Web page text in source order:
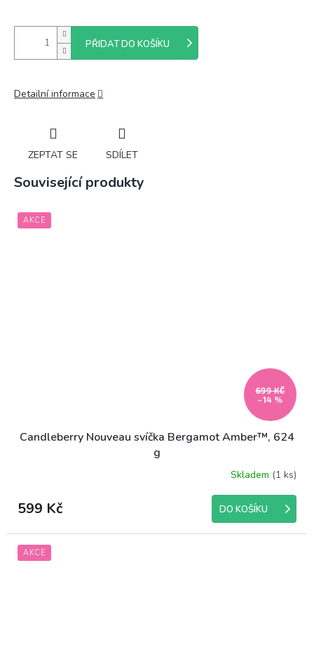
PŘIDAT DO KOŠÍKU
Detailní informace
ZEPTAT SE SDÍLET
Související produkty
AKCE
699 KČ
–14 %
Candleberry Nouveau svíčka Bergamot Amber™, 624
g
Skladem (1 ks)
599 Kč DO KOŠÍKU
AKCE